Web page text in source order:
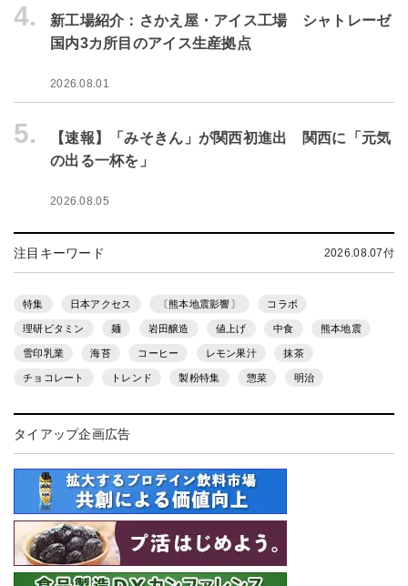
4.
新工場紹介：さかえ屋・アイス工場 シャトレーゼ
国内3カ所目のアイス生産拠点
2026.08.01
5.
【速報】「みそきん」が関西初進出 関西に「元気
の出る一杯を」
2026.08.05
注目キーワード 2026.08.07付
特集 日本アクセス 〔熊本地震影響〕 コラボ
理研ビタミン 麺 岩田醸造 値上げ 中食 熊本地震
雪印乳業 海苔 コーヒー レモン果汁 抹茶
チョコレート トレンド 製粉特集 惣菜 明治
タイアップ企画広告